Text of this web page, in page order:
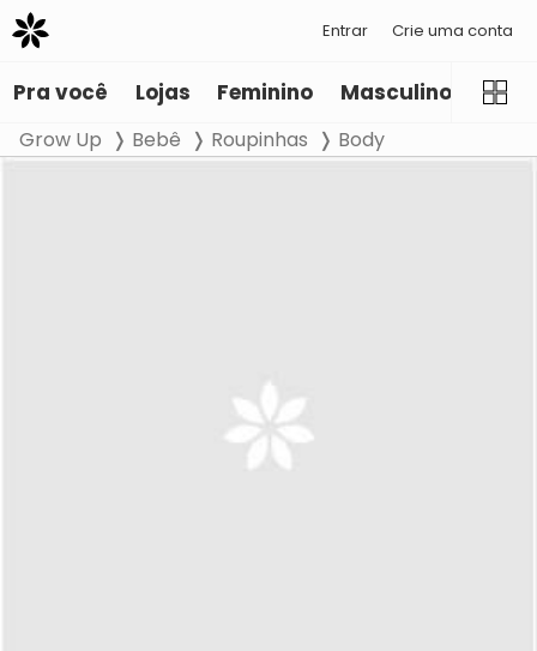
Entrar Crie uma conta
Pra você Lojas Feminino Masculino
Grow Up Bebê Roupinhas Body